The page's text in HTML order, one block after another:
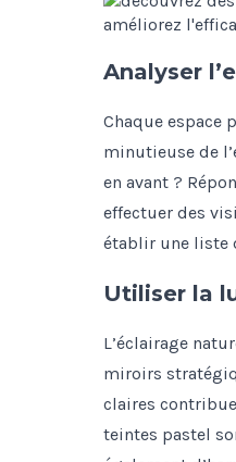
Analyser
Chaque espace
minutieuse de
en avant ?
effectuer des
établir une liste
Utiliser la
L’éclairage
miroirs
claires
teintes pastel